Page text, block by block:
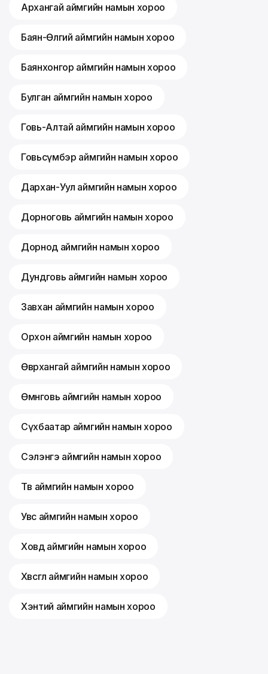
Архангай аймгийн намын хороо
Баян-Өлгий аймгийн намын хороо
Баянхонгор аймгийн намын хороо
Булган аймгийн намын хороо
Говь-Алтай аймгийн намын хороо
Говьсүмбэр аймгийн намын хороо
Дархан-Уул аймгийн намын хороо
Дорноговь аймгийн намын хороо
Дорнод аймгийн намын хороо
Дундговь аймгийн намын хороо
Завхан аймгийн намын хороо
Орхон аймгийн намын хороо
Өвөрхангай аймгийн намын хороо
Өмнөговь аймгийн намын хороо
Сүхбаатар аймгийн намын хороо
Сэлэнгэ аймгийн намын хороо
Төв аймгийн намын хороо
Увс аймгийн намын хороо
Ховд аймгийн намын хороо
Хөвсгөл аймгийн намын хороо
Хэнтий аймгийн намын хороо